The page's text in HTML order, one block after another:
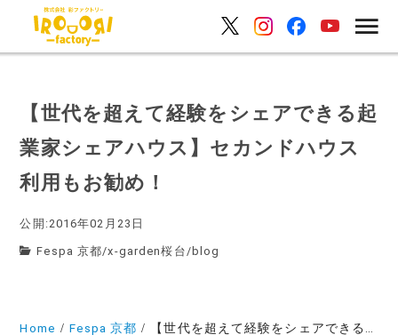
【世代を超えて経験をシェアできる起
業家シェアハウス】セカンドハウス
利用もお勧め！
公開:2016年02月23日
Fespa 京都/x-garden桜台 / blog
Home Fespa 京都 【世代を超えて経験をシェアできる起業家シェアハウス】セカンドハウス利用もお勧め！